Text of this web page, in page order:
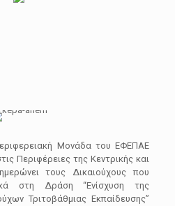
Μονάδα του ΕΦΕΠΑΕ
Περιφέρειες της Κεντρικής και
τους Δικαιούχους που
στη Δράση “Ενίσχυση της
Τριτοβάθμιας Εκπαίδευσης”